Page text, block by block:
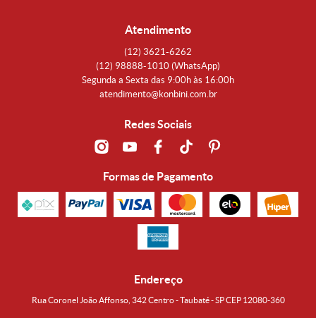
Atendimento
(12) 3621-6262
(12) 98888-1010 (WhatsApp)
Segunda a Sexta das 9:00h às 16:00h
atendimento@konbini.com.br
Redes Sociais
Formas de Pagamento
Endereço
Rua Coronel João Affonso, 342 Centro - Taubaté - SP CEP 12080-360